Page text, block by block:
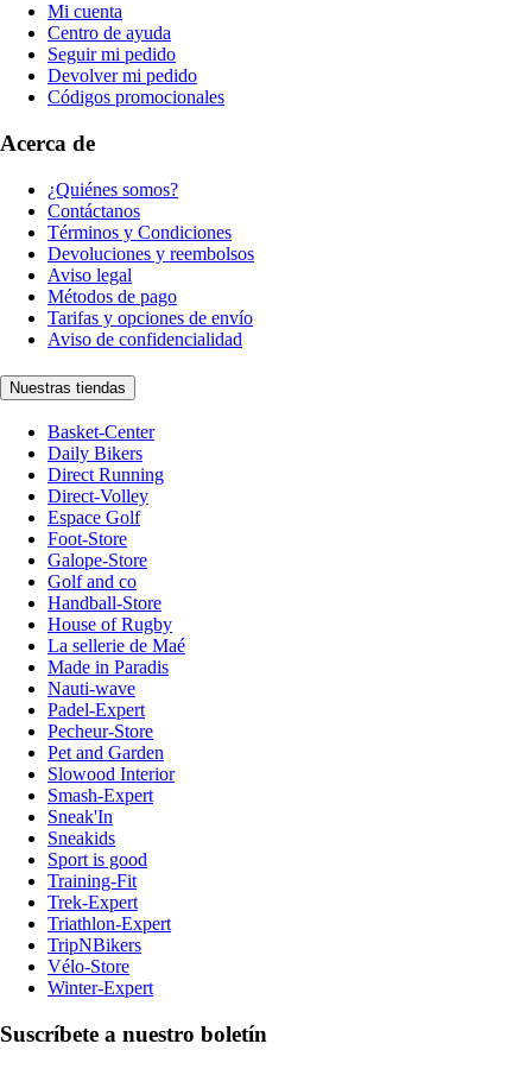
Mi cuenta
Centro de ayuda
Seguir mi pedido
Devolver mi pedido
Códigos promocionales
Acerca de
¿Quiénes somos?
Contáctanos
Términos y Condiciones
Devoluciones y reembolsos
Aviso legal
Métodos de pago
Tarifas y opciones de envío
Aviso de confidencialidad
Nuestras tiendas
Basket-Center
Daily Bikers
Direct Running
Direct-Volley
Espace Golf
Foot-Store
Galope-Store
Golf and co
Handball-Store
House of Rugby
La sellerie de Maé
Made in Paradis
Nauti-wave
Padel-Expert
Pecheur-Store
Pet and Garden
Slowood Interior
Smash-Expert
Sneak'In
Sneakids
Sport is good
Training-Fit
Trek-Expert
Triathlon-Expert
TripNBikers
Vélo-Store
Winter-Expert
Suscríbete a nuestro boletín